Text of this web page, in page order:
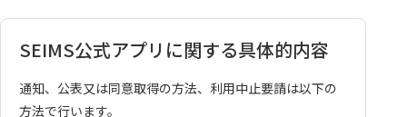
SEIMS公式アプリに関する具体的内容
通知、公表又は同意取得の方法、利用中止要請は以下の
方法で行います。